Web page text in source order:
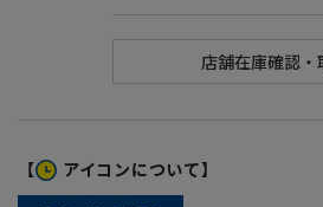
【 アイコンについて】